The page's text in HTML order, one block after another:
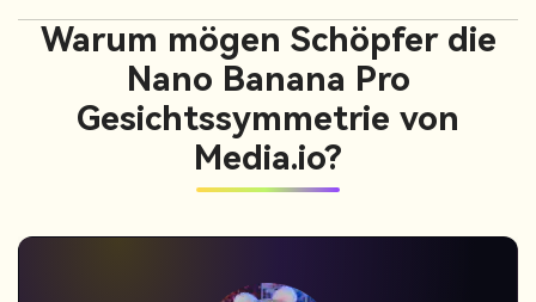
Warum mögen Schöpfer die
Nano Banana Pro
Gesichtssymmetrie von
Media.io?